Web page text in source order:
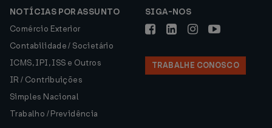
NOTÍCIAS POR ASSUNTO
Comércio Exterior
Contabilidade / Societário
ICMS, IPI, ISS e Outros
IR / Contribuições
Simples Nacional
Trabalho / Previdência
SIGA-NOS
TRABALHE CONOSCO